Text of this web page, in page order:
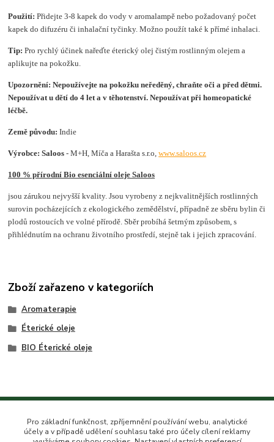
Použití: Přidejte 3-8 kapek do vody v aromalampě nebo požadovaný počet
kapek do difuzéru či inhalační tyčinky. Možno použít také k přímé inhalaci.
Tip: Pro rychlý účinek nařeďte éterický olej čistým rostlinným olejem a
aplikujte na pokožku.
Upozornění:Nepoužívejte na pokožku neředěný, chraňte oči a před dětmi.
Nepoužívat u dětí do 4 let a v těhotenství. Nepoužívat při homeopatické
léčbě.
Země původu: Indie
Výrobce: Saloos - M+H, Míča a Harašta s.r.o,www.saloos.cz
100 % přírodní Bio esenciální oleje Saloos
jsou zárukou nejvyšší kvality. Jsou vyrobeny z nejkvalitnějších rostlinných
surovin pocházejících z ekologického zemědělství, případně ze sběru bylin či
plodů rostoucích ve volné přírodě. Sběr probíhá šetrným způsobem, s
přihlédnutím na ochranu životního prostředí, stejně tak i jejich zpracování.
Zboží zařazeno v kategoriích
Aromaterapie
Éterické oleje
BIO Éterické oleje
Kontakt na nás
Pro základní funkčnost, zpříjemnění používání webu, analytické
účely a v případě udělení souhlasu také pro účely cílení reklamy